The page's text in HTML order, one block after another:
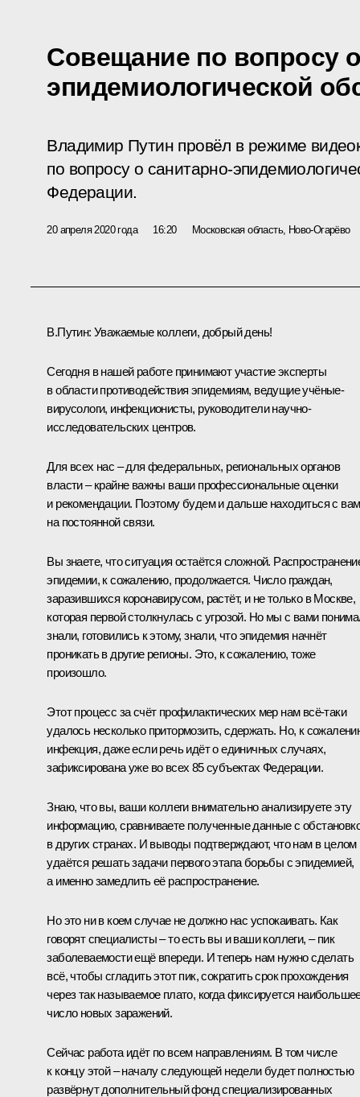
Совещание по вопросу
эпидемиологической
Владимир Путин провёл в режиме
по вопросу о санитарно-
Федерации.
20 апреля 2020 года 16:20 Московская область, Ново-Огарёво
В.Путин: Уважаемые коллеги, добрый день!
Сегодня в нашей работе принимают участие эксперты
в области противодействия эпидемиям, ведущие учёные-
вирусологи, инфекционисты, руководители научно-
исследовательских центров.
Для всех нас – для федеральных, региональных органов
власти – крайне важны ваши профессиональные оценки
и рекомендации. Поэтому будем и дальше находиться с
на постоянной связи.
Вы знаете, что ситуация остаётся сложной.
эпидемии, к сожалению, продолжается. Число граждан,
заразившихся коронавирусом, растёт, и не только в Москве,
которая первой столкнулась с угрозой. Но мы с вами
знали, готовились к этому, знали, что эпидемия начнёт
проникать в другие регионы. Это, к сожалению, тоже
произошло.
Этот процесс за счёт профилактических мер нам всё-таки
удалось несколько притормозить, сдержать. Но, к
инфекция, даже если речь идёт о единичных случаях,
зафиксирована уже во всех 85 субъектах Федерации.
Знаю, что вы, ваши коллеги внимательно анализируете эту
информацию, сравниваете полученные данные с
в других странах. И выводы подтверждают, что нам в целом
удаётся решать задачи первого этапа борьбы с эпидемией,
а именно замедлить её распространение.
Но это ни в коем случае не должно нас успокаивать. Как
говорят специалисты – то есть вы и ваши коллеги, – пик
заболеваемости ещё впереди. И теперь нам нужно сделать
всё, чтобы сгладить этот пик, сократить срок прохождения
через так называемое плато, когда фиксируется
число новых заражений.
Сейчас работа идёт по всем направлениям. В том числе
к концу этой – началу следующей недели будет полностью
развёрнут дополнительный фонд специализированных